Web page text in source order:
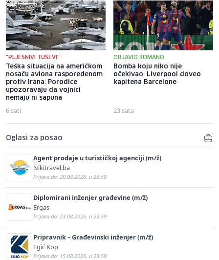
"PLJESNIVI TUŠEVI"
Teška situacija na američkom
nosaču aviona raspoređenom
protiv Irana: Porodice
upozoravaju da vojnici
nemaju ni sapuna
6 sati
OBJAVIO ROMANO
Bomba koju niko nije
očekivao: Liverpool doveo
kapitena Barcelone
23 sata
Oglasi za posao
Agent prodaje u turističkoj agenciji (m/ž)
Nikitravel.ba
Prijava do: 20.08.2026. u 23:59
Diplomirani inženjer građevine (m/ž)
Ergas
Prijava do: 23.08.2026. u 23:59
Pripravnik – Građevinski inženjer (m/ž)
Egić Kop
Prijava do: 15.08.2026. u 23:59